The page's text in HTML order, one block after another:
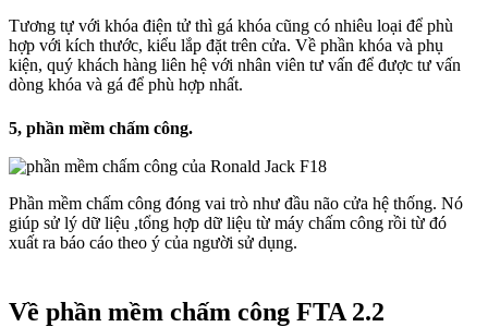
Tương tự với khóa điện tử thì gá khóa cũng có nhiêu loại để phù
hợp với kích thước, kiểu lắp đặt trên cửa. Về phần khóa và phụ
kiện, quý khách hàng liên hệ với nhân viên tư vấn để được tư vấn
dòng khóa và gá để phù hợp nhất.
5, phần mềm chấm công.
Phần mềm chấm công đóng vai trò như đầu não cửa hệ thống. Nó
giúp sử lý dữ liệu ,tổng hợp dữ liệu từ máy chấm công rồi từ đó
xuất ra báo cáo theo ý của người sử dụng.
Về phần mềm chấm công FTA 2.2